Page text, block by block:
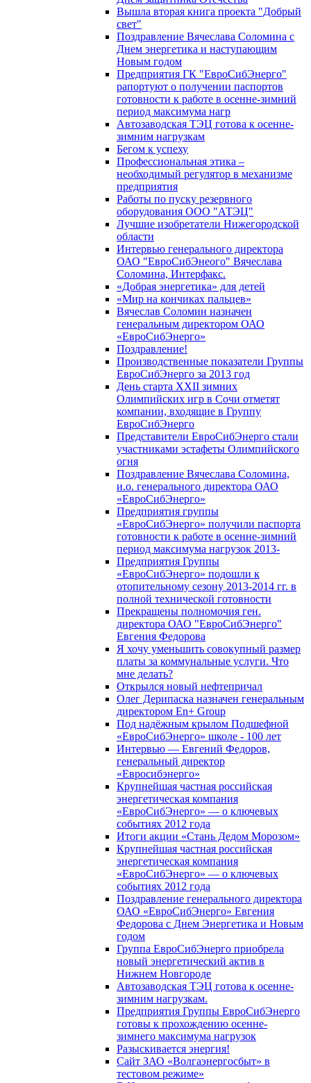
Вышла вторая книга проекта "Добрый
свет"
Поздравление Вячеслава Соломина с
Днем энергетика и наступающим
Новым годом
Предприятия ГК "ЕвроСибЭнерго"
рапортуют о получении паспортов
готовности к работе в осенне-зимний
период максимума нагр
Автозаводская ТЭЦ готова к осенне-
зимним нагрузкам
Бегом к успеху
Профессиональная этика –
необходимый регулятор в механизме
предприятия
Работы по пуску резервного
оборудования ООО "АТЭЦ"
Лучшие изобретатели Нижегородской
области
Интервью генерального директора
ОАО "ЕвроСибЭнеого" Вячеслава
Соломина, Интерфакс.
«Добрая энергетика» для детей
«Мир на кончиках пальцев»
Вячеслав Соломин назначен
генеральным директором ОАО
«ЕвроСибЭнерго»
Поздравление!
Производственные показатели Группы
ЕвроСибЭнерго за 2013 год
День старта XXII зимних
Олимпийских игр в Сочи отметят
компании, входящие в Группу
ЕвроСибЭнерго
Представители ЕвроСибЭнерго стали
участниками эстафеты Олимпийского
огня
Поздравление Вячеслава Соломина,
и.о. генерального директора ОАО
«ЕвроСибЭнерго»
Предприятия группы
«ЕвроСибЭнерго» получили паспорта
готовности к работе в осенне-зимний
период максимума нагрузок 2013-
Предприятия Группы
«ЕвроСибЭнерго» подошли к
отопительному сезону 2013-2014 гг. в
полной технической готовности
Прекращены полномочия ген.
директора ОАО "ЕвроСибЭнерго"
Евгения Федорова
Я хочу уменьшить совокупный размер
платы за коммунальные услуги. Что
мне делать?
Открылся новый нефтепричал
Олег Дерипаска назначен генеральным
директором En+ Group
Под надёжным крылом Подшефной
«ЕвроСибЭнерго» школе - 100 лет
Интервью — Евгений Федоров,
генеральный директор
«Евросибэнерго»
Крупнейшая частная российская
энергетическая компания
«ЕвроСибЭнерго» — о ключевых
событиях 2012 года
Итоги акции «Стань Дедом Морозом»
Крупнейшая частная российская
энергетическая компания
«ЕвроСибЭнерго» — о ключевых
событиях 2012 года
Поздравление генерального директора
ОАО «ЕвроСибЭнерго» Евгения
Федорова с Днем Энергетика и Новым
годом
Группа ЕвроСибЭнерго приобрела
новый энергетический актив в
Нижнем Новгороде
Автозаводская ТЭЦ готова к осенне-
зимним нагрузкам.
Предприятия Группы ЕвроСибЭнерго
готовы к прохождению осенне-
зимнего максимума нагрузок
Разыскивается энергия!
Сайт ЗАО «Волгаэнергосбыт» в
тестовом режиме»